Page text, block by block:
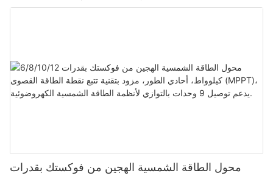
محول الطاقة الشمسية الهجين من فوكستك بقدرات